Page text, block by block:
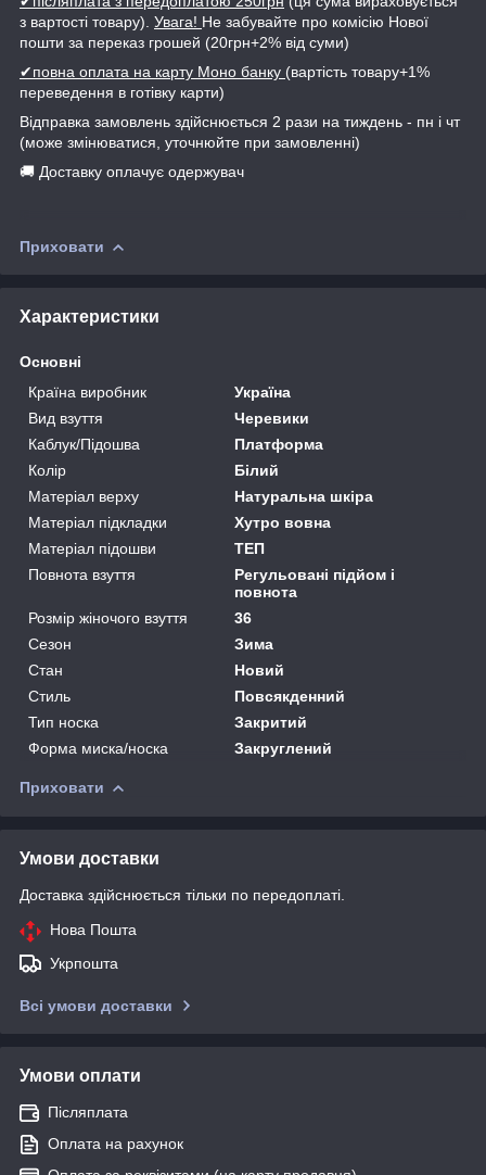
з вартості товару). Увага! Не забувайте про комісію Нової
пошти за переказ грошей (20грн+2% від суми)
✔повна оплата на карту Моно банку (вартість товару+1%
переведення в готівку карти)
Відправка замовлень здійснюється 2 рази на тиждень - пн і чт
(може змінюватися, уточнюйте при замовленні)
🚚 Доставку оплачує одержувач
Приховати
Характеристики
Основні
Країна виробник
Україна
Вид взуття
Черевики
Каблук/Підошва
Платформа
Колір
Білий
Матеріал верху
Натуральна шкіра
Матеріал підкладки
Хутро вовна
Матеріал підошви
ТЕП
Повнота взуття
Регульовані підйом і
повнота
Розмір жіночого взуття
36
Сезон
Зима
Стан
Новий
Стиль
Повсякденний
Тип носка
Закритий
Форма миска/носка
Закруглений
Приховати
Умови доставки
Доставка здійснюється тільки по передоплаті.
Нова Пошта
Укрпошта
Всі умови доставки
Умови оплати
Післяплата
Оплата на рахунок